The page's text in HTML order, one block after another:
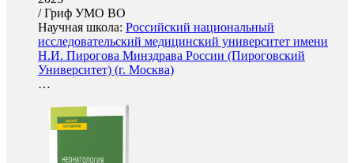
/Гриф УМО ВО
Научная школа: Российский национальный
исследовательский медицинский университет имени
Н.И. Пирогова Минздрава России (Пироговский
Университет) (г. Москва)
…